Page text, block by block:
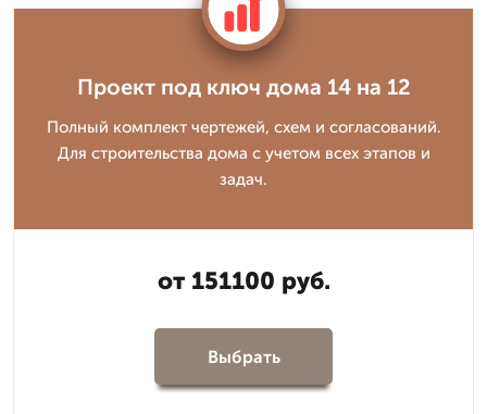
Проект под ключ дома 14 на 12
Полный комплект чертежей, схем и согласований.
Для строительства дома с учетом всех этапов и
задач.
от 151100 руб.
Выбрать